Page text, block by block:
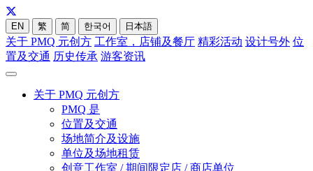
EN 繁 简 한국어 日本語
关于 PMQ 元创方 工作室，店铺及餐厅 精彩活动 设计号外 位
置及交通 历史传承 游客资讯
关于 PMQ 元创方
PMQ 是
位置及交通
场地简介及设施
单位及场地租赁
创意工作室 / 期间限定店 / 商店单位